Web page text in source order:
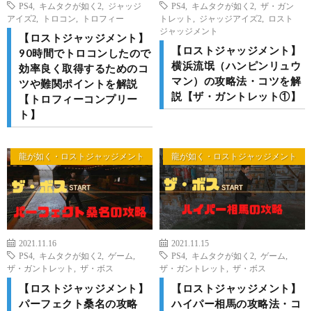
PS4
キムタクが如く2
ジャッジ
アイズ2
トロコン トロフィー
【ロストジャッジメント】
90時間でトロコンしたので
効率良く取得するためのコ
ツや難関ポイントを解説
【トロフィーコンプリー
ト】
PS4
キムタクが如く2
ザ・ガン
トレット
ジャッジアイズ2
ロスト
ジャッジメント
【ロストジャッジメント】
横浜流氓（ハンピンリュウ
マン）の攻略法・コツを解
説【ザ・ガントレット①】
龍が如く・ロストジャッジメント
2021.11.16
PS4
キムタクが如く2 ゲーム
ザ・ガントレット
ザ・ボス
【ロストジャッジメント】
パーフェクト桑名の攻略
龍が如く・ロストジャッジメント
2021.11.15
PS4
キムタクが如く2 ゲーム
ザ・ガントレット
ザ・ボス
【ロストジャッジメント】
ハイパー相馬の攻略法・コ